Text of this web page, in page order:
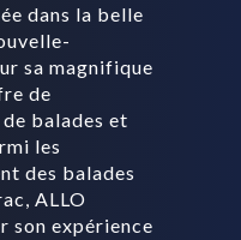
dans la belle
sa magnifique
de
balades et
les
des balades
ALLO
son expérience